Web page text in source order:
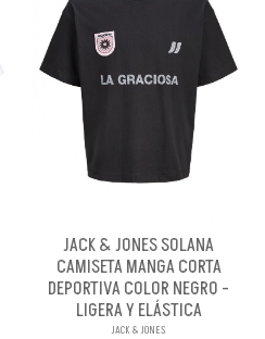
JACK & JONES SOLANA
CAMISETA MANGA CORTA
DEPORTIVA COLOR NEGRO -
LIGERA Y ELÁSTICA
JACK & JONES